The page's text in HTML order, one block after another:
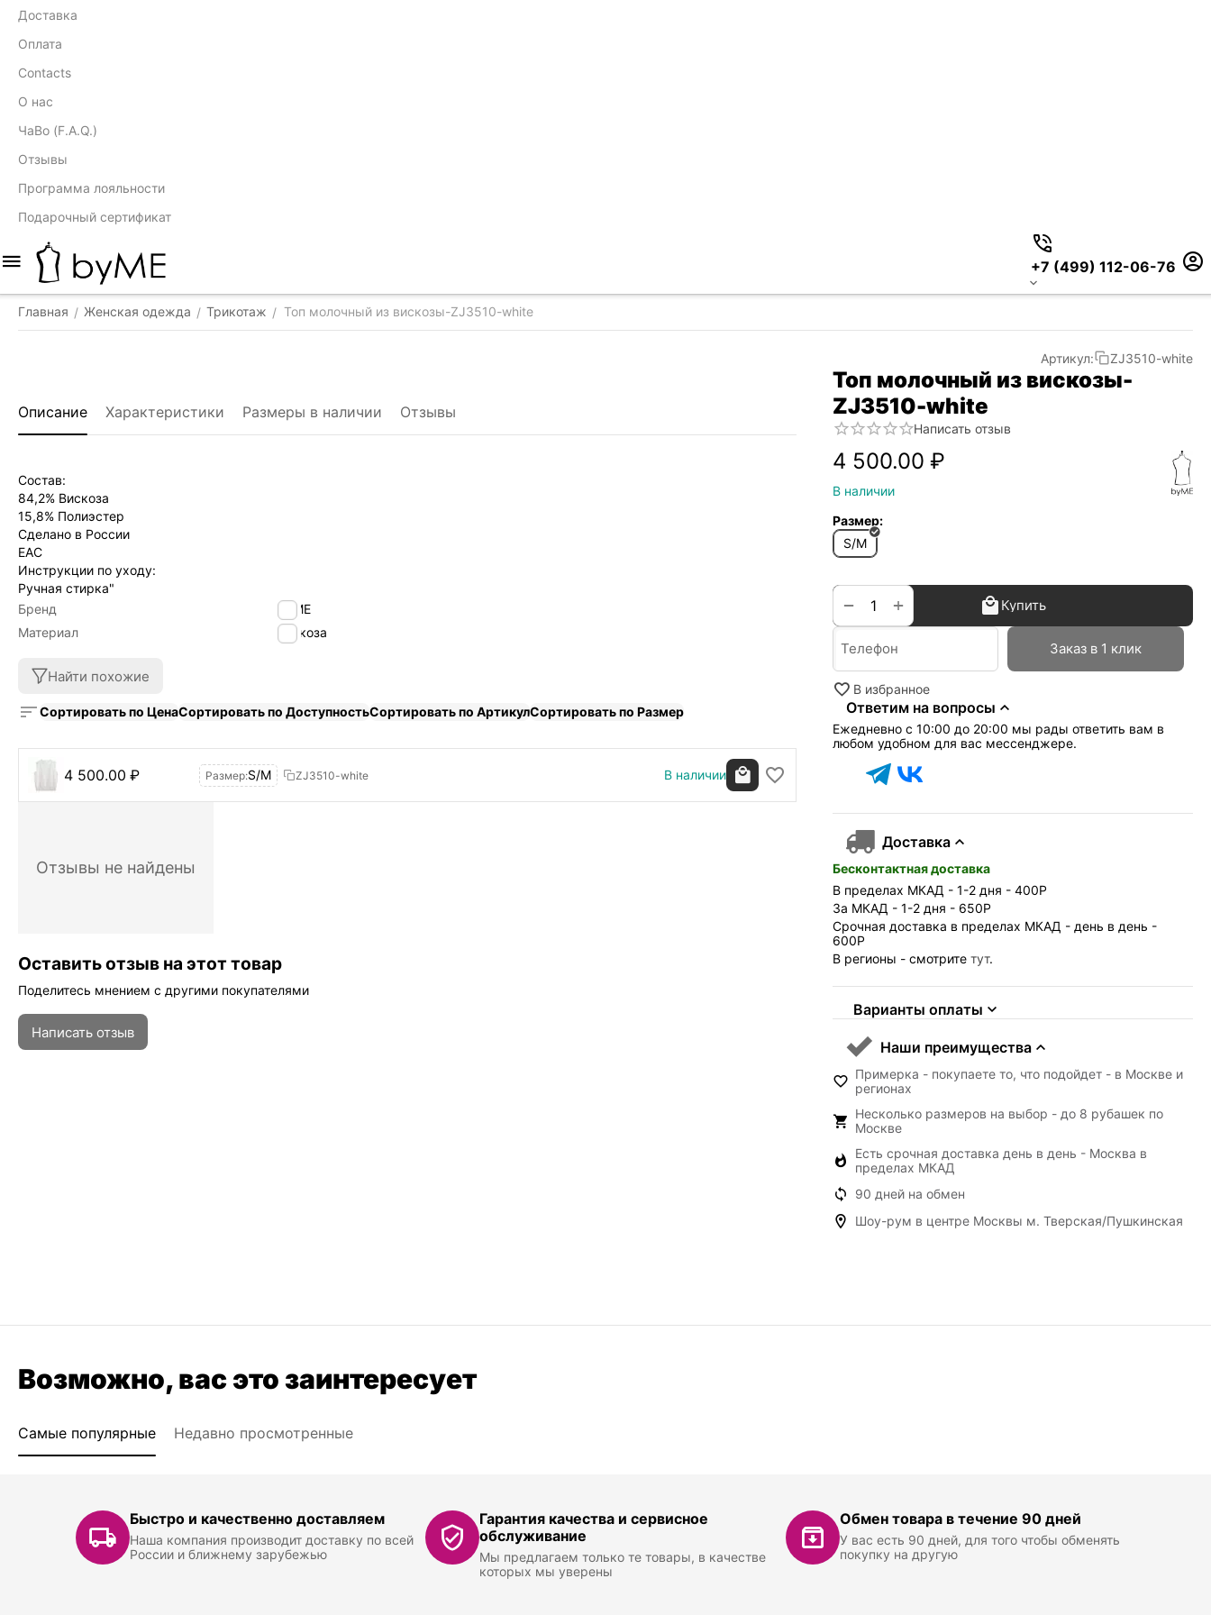
Доставка
Оплата
Contacts
О нас
ЧаВо (F.A.Q.)
Отзывы
Программа лояльности
Подарочный сертификат
+7 (499) 112-06-76
Главная / Женская одежда / Трикотаж / Топ молочный из вискозы-ZJ3510-white
Артикул: ZJ3510-white
Топ молочный из вискозы-
ZJ3510-white
Написать отзыв
4 500.00 ₽
В наличии
Размер:
S/M
+
− Купить
Заказ в 1 клик
В избранное
Ответим на вопросы
Ежедневно с 10:00 до 20:00 мы рады ответить вам в
любом удобном для вас мессенджере.
Доставка
Бесконтактная доставка
В пределах МКАД - 1-2 дня - 400Р
За МКАД - 1-2 дня - 650Р
Срочная доставка в пределах МКАД - день в день -
600Р
В регионы - смотрите тут.
Варианты оплаты
Наши преимущества
Примерка - покупаете то, что подойдет - в Москве и
регионах
Несколько размеров на выбор - до 8 рубашек по
Москве
Есть срочная доставка день в день - Москва в
пределах МКАД
90 дней на обмен
Шоу-рум в центре Москвы м. Тверская/Пушкинская
Описание Характеристики Размеры в наличии Отзывы
Состав:
84,2% Вискоза
15,8% Полиэстер
Сделано в России
EAC
Инструкции по уходу:
Ручная стирка"
Бренд
byME
Материал
вискоза
Найти похожие
Сортировать по ЦенаСортировать по ДоступностьСортировать по АртикулСортировать по Размер
4 500.00 ₽ В наличии
ZJ3510-white
Размер:S/M
Отзывы не найдены
Оставить отзыв на этот товар
Поделитесь мнением с другими покупателями
Написать отзыв
Возможно, вас это заинтересует
Самые популярные Недавно просмотренные
Быстро и качественно доставляем
Наша компания производит доставку по всей
России и ближнему зарубежью
Гарантия качества и сервисное
обслуживание
Мы предлагаем только те товары, в качестве
которых мы уверены
Обмен товара в течение 90 дней
У вас есть 90 дней, для того чтобы обменять
покупку на другую